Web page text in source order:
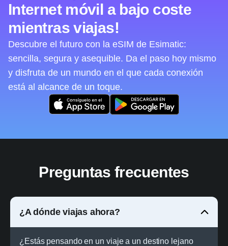
Internet móvil a bajo coste
mientras viajas!
Descubre el futuro con la eSIM de Esimatic:
sencilla, segura y asequible. Da el paso hoy mismo
y disfruta de un mundo en el que cada conexión
está al alcance de un toque.
Preguntas frecuentes
¿A dónde viajas ahora?
¿Estás pensando en un viaje a un destino lejano